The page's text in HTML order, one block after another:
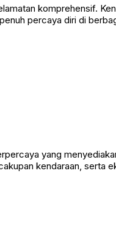
komprehensif.
percaya diri di
yang
kendaraan, serta